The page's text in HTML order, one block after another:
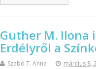
Guther M. Ilona
Erdélyről a
Szabó T. Anna március 8,